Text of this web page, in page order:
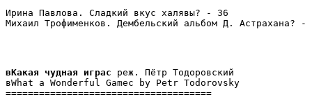
Ирина Павлова. Сладкий вкус халявы? - 36
Михаил Трофименков. Дембельский альбом Д. Астрахана? -
вКакая чудная играс реж. Пётр Тодоровский
вWhat a Wonderful Gameс by Petr Todorovsky
=====================================